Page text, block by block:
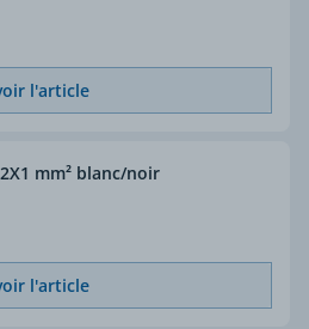
l'article
2X1 mm² blanc/noir
l'article